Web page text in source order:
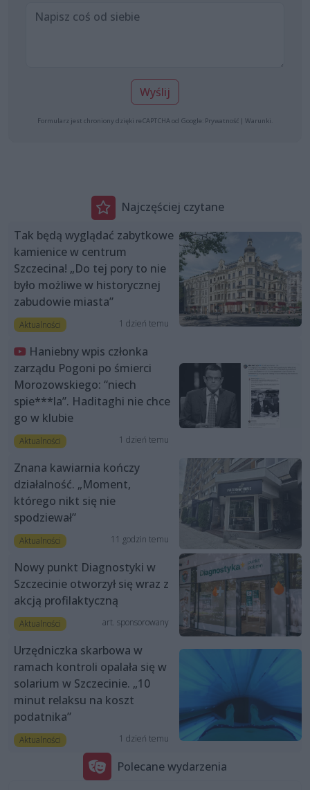
Wyślij
Formularz jest chroniony dzięki reCAPTCHA od Google: Prywatność | Warunki
Najczęściej czytane
Tak będą wyglądać zabytkowe
kamienice w centrum
Szczecina! „Do tej pory to nie
było możliwe w historycznej
zabudowie miasta”
Aktualności 1 dzień temu
Haniebny wpis członka
zarządu Pogoni po śmierci
Morozowskiego: “niech
spie***la”. Haditaghi nie chce
go w klubie
Aktualności 1 dzień temu
Znana kawiarnia kończy
działalność. „Moment,
którego nikt się nie
spodziewał”
Aktualności 11 godzin temu
Nowy punkt Diagnostyki w
Szczecinie otworzył się wraz z
akcją profilaktyczną
Aktualności art. sponsorowany
Urzędniczka skarbowa w
ramach kontroli opalała się w
solarium w Szczecinie. „10
minut relaksu na koszt
podatnika”
Aktualności 1 dzień temu
Polecane wydarzenia